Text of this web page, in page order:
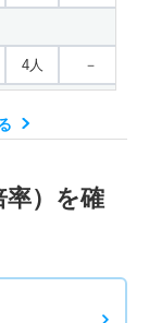
4人 －
13人 50.60
率）を確